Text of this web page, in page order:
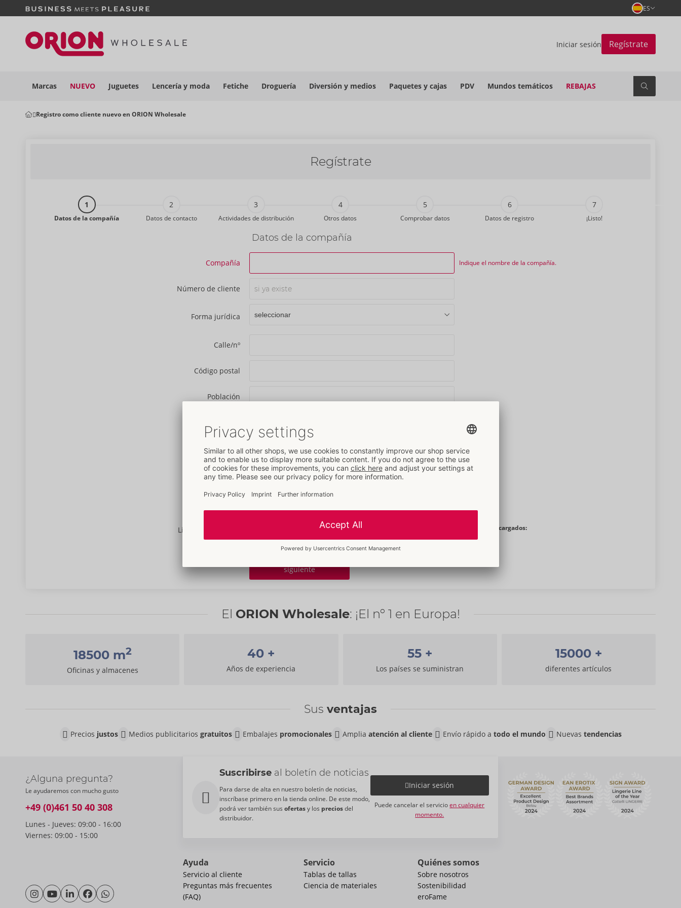
ES
Iniciar sesión Regístrate
Marcas NUEVO Juguetes Lencería y moda Fetiche Droguería Diversión y medios Paquetes y cajas PDV Mundos temáticos REBAJAS
Registro como cliente nuevo en ORION Wholesale
Regístrate
Datos de la compañía Datos de contacto Actividades de distribución Otros datos Comprobar datos Datos de registro ¡Listo!
Datos de la compañía
Compañía Indique el nombre de la compañía.
Número de cliente
Forma jurídica
Calle/nº
Código postal
Población
NIF
Compruebe la validez de su número fiscal.
NIF no disponible, acepto la factura con el IVA alemán.
Licencia comercial Documentos cargados:
siguiente
El ORION Wholesale: ¡El nº 1 en Europa!
18500m2
Oficinas y almacenes
40 +
Años de experiencia
55 +
Los países se suministran
15000+
diferentes artículos
Sus ventajas
Precios justos Medios publicitarios gratuitos Embalajes promocionales Amplia atención al cliente Envío rápido a todo el mundo Nuevas tendencias
¿Alguna pregunta?
Le ayudaremos con mucho gusto
+49 (0)461 50 40 308
Lunes - Jueves: 09:00 - 16:00
Viernes: 09:00 - 15:00
Suscribirse al boletín de noticias
Para darse de alta en nuestro boletín de noticias,
inscríbase primero en la tienda online. De este modo,
podrá ver también sus ofertasy los preciosdel
distribuidor.
Iniciar sesión
Puede cancelar el servicioen cualquier
momento.
Ayuda
Servicio al cliente
Preguntas más frecuentes
(FAQ)
Servicio
Tablas de tallas
Ciencia de materiales
Quiénes somos
Sobre nosotros
Sostenibilidad
eroFame